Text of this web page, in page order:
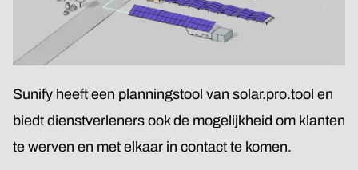
Sunify heeft een planningstool van solar.pro.tool en
biedt dienstverleners ook de mogelijkheid om klanten
te werven en met elkaar in contact te komen.